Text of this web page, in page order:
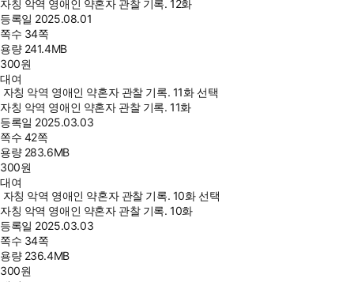
자칭 악역 영애인 약혼자 관찰 기록. 12화
등록일 2025.08.01
쪽수 34쪽
용량 241.4MB
300원
대여
자칭 악역 영애인 약혼자 관찰 기록. 11화 선택
자칭 악역 영애인 약혼자 관찰 기록. 11화
등록일 2025.03.03
쪽수 42쪽
용량 283.6MB
300원
대여
자칭 악역 영애인 약혼자 관찰 기록. 10화 선택
자칭 악역 영애인 약혼자 관찰 기록. 10화
등록일 2025.03.03
쪽수 34쪽
용량 236.4MB
300원